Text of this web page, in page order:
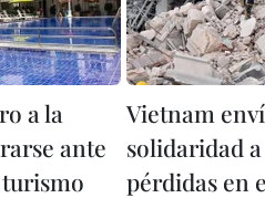
a la
ante
Vietnam
solidaridad
pérdidas en